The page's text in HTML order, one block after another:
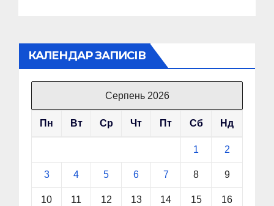
КАЛЕНДАР ЗАПИСІВ
Серпень 2026
Пн Вт Ср Чт Пт Сб Нд
1 2
3 4 5 6 7 8 9
10 11 12 13 14 15 16